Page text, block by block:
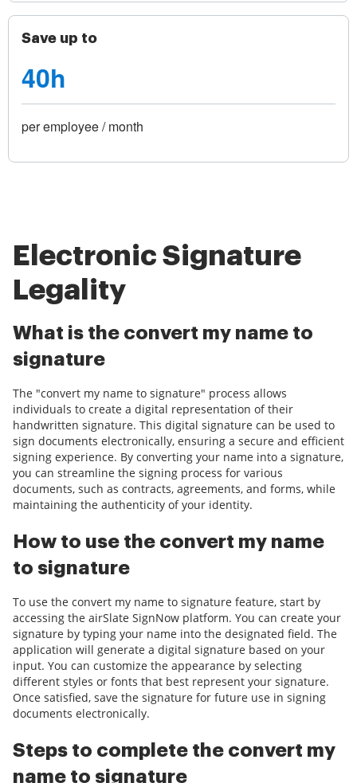
Save up to
40h
per employee / month
Electronic Signature
Legality
What is the convert my name to
signature
The "convert my name to signature" process allows
individuals to create a digital representation of their
handwritten signature. This digital signature can be used to
sign documents electronically, ensuring a secure and efficient
signing experience. By converting your name into a signature,
you can streamline the signing process for various
documents, such as contracts, agreements, and forms, while
maintaining the authenticity of your identity.
How to use the convert my name
to signature
To use the convert my name to signature feature, start by
accessing the airSlate SignNow platform. You can create your
signature by typing your name into the designated field. The
application will generate a digital signature based on your
input. You can customize the appearance by selecting
different styles or fonts that best represent your signature.
Once satisfied, save the signature for future use in signing
documents electronically.
Steps to complete the convert my
name to signature